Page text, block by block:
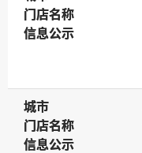
门店名称
门店名称
信息公示
信息公示
城市
城市
门店名称
门店名称
信息公示
信息公示